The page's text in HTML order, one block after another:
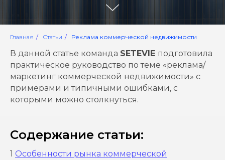
Главная / Статьи / Реклама коммерческой недвижимости
В данной статье команда SETEVIE подготовила
практическое руководство по теме «реклама/
маркетинг коммерческой недвижимости» с
примерами и типичными ошибками, с
которыми можно столкнуться.
Содержание статьи:
1 Особенности рынка коммерческой